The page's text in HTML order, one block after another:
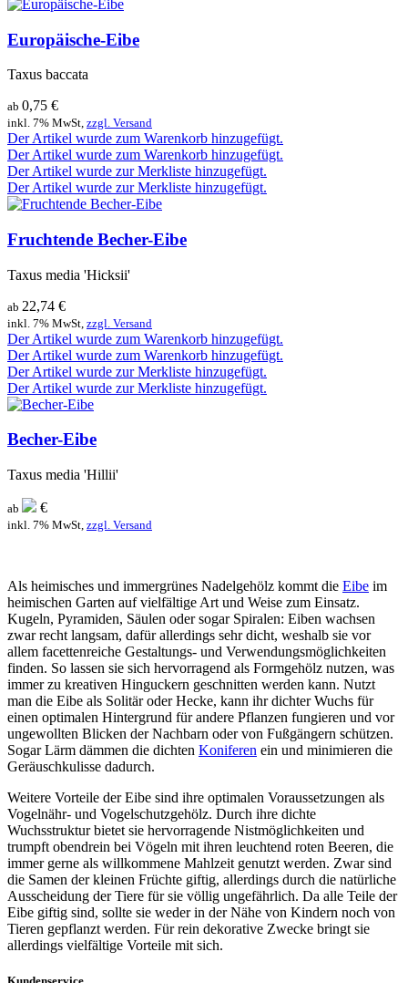
Europäische-Eibe
Taxus baccata
ab 0,75 €
inkl. 7% MwSt, zzgl. Versand
Der Artikel wurde zum Warenkorb hinzugefügt.
Der Artikel wurde zum Warenkorb hinzugefügt.
Der Artikel wurde zur Merkliste hinzugefügt.
Der Artikel wurde zur Merkliste hinzugefügt.
Fruchtende Becher-Eibe
Taxus media 'Hicksii'
ab 22,74 €
inkl. 7% MwSt, zzgl. Versand
Der Artikel wurde zum Warenkorb hinzugefügt.
Der Artikel wurde zum Warenkorb hinzugefügt.
Der Artikel wurde zur Merkliste hinzugefügt.
Der Artikel wurde zur Merkliste hinzugefügt.
Becher-Eibe
Taxus media 'Hillii'
ab €
inkl. 7% MwSt, zzgl. Versand
Als heimisches und immergrünes Nadelgehölz kommt die Eibe im
heimischen Garten auf vielfältige Art und Weise zum Einsatz.
Kugeln, Pyramiden, Säulen oder sogar Spiralen: Eiben wachsen
zwar recht langsam, dafür allerdings sehr dicht, weshalb sie vor
allem facettenreiche Gestaltungs- und Verwendungsmöglichkeiten
finden. So lassen sie sich hervorragend als Formgehölz nutzen, was
immer zu kreativen Hinguckern geschnitten werden kann. Nutzt
man die Eibe als Solitär oder Hecke, kann ihr dichter Wuchs für
einen optimalen Hintergrund für andere Pflanzen fungieren und vor
ungewollten Blicken der Nachbarn oder von Fußgängern schützen.
Sogar Lärm dämmen die dichten Koniferen ein und minimieren die
Geräuschkulisse dadurch.
Weitere Vorteile der Eibe sind ihre optimalen Voraussetzungen als
Vogelnähr- und Vogelschutzgehölz. Durch ihre dichte
Wuchsstruktur bietet sie hervorragende Nistmöglichkeiten und
trumpft obendrein bei Vögeln mit ihren leuchtend roten Beeren, die
immer gerne als willkommene Mahlzeit genutzt werden. Zwar sind
die Samen der kleinen Früchte giftig, allerdings durch die natürliche
Ausscheidung der Tiere für sie völlig ungefährlich. Da alle Teile der
Eibe giftig sind, sollte sie weder in der Nähe von Kindern noch von
Tieren gepflanzt werden. Für rein dekorative Zwecke bringt sie
allerdings vielfältige Vorteile mit sich.